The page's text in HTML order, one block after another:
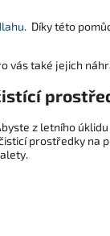
. Díky této
vás také jejich
z letního
prostředky na